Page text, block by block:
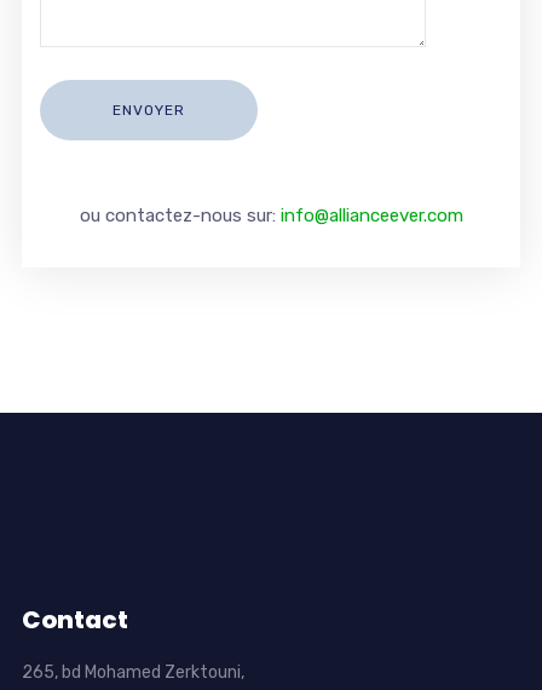
ou contactez-nous sur: info@allianceever.com
Contact
265, bd Mohamed Zerktouni,